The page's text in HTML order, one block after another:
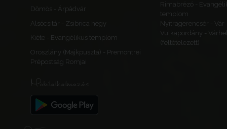
Dömös - Árpádvár
Rimabrézó -
templom
Alsócsitár - Zsibrica hegy
Nyitragerencsér - Vár
Kiéte - Evangélikus templom
Vulkapordány -
(feltételezett)
Oroszlány (Majkpuszta) - Premontrei
Prépostság Romjai
Mobilalkalmazás